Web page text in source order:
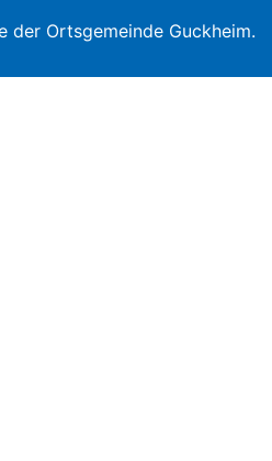
der Ortsgemeinde Guckheim.